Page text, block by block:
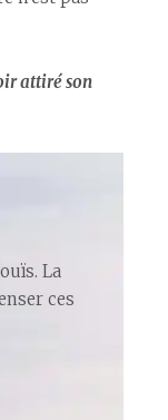
attiré son
La
ces